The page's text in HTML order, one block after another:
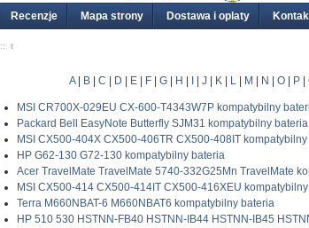
Recenzje Mapa strony Dostawa i oplaty
:: t
A| B C D E F G H J K L M N O P
MSI CR700X-029EU CX-600-T4343W7P kompatybilny
Packard Bell EasyNote Butterfly SJM31 kompatybilny bateria
MSI CX500-404X CX500-406TR CX500-408IT
HP G62-130 G72-130 kompatybilny bateria
Acer TravelMate TravelMate 5740-332G25Mn TravelMate
MSI CX500-414 CX500-414IT CX500-416XEU
Terra M660NBAT-6 M660NBAT6 kompatybilny bateria
HP 510 530 HSTNN-FB40 HSTNN-IB44 HSTNN-IB45